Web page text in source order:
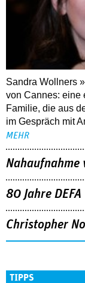
Sandra Wollners
von Cannes:
Familie, die aus
im Gespräch mit
MEHR
Nahaufnahme
80 Jahre DEFA
Christopher
TIPPS